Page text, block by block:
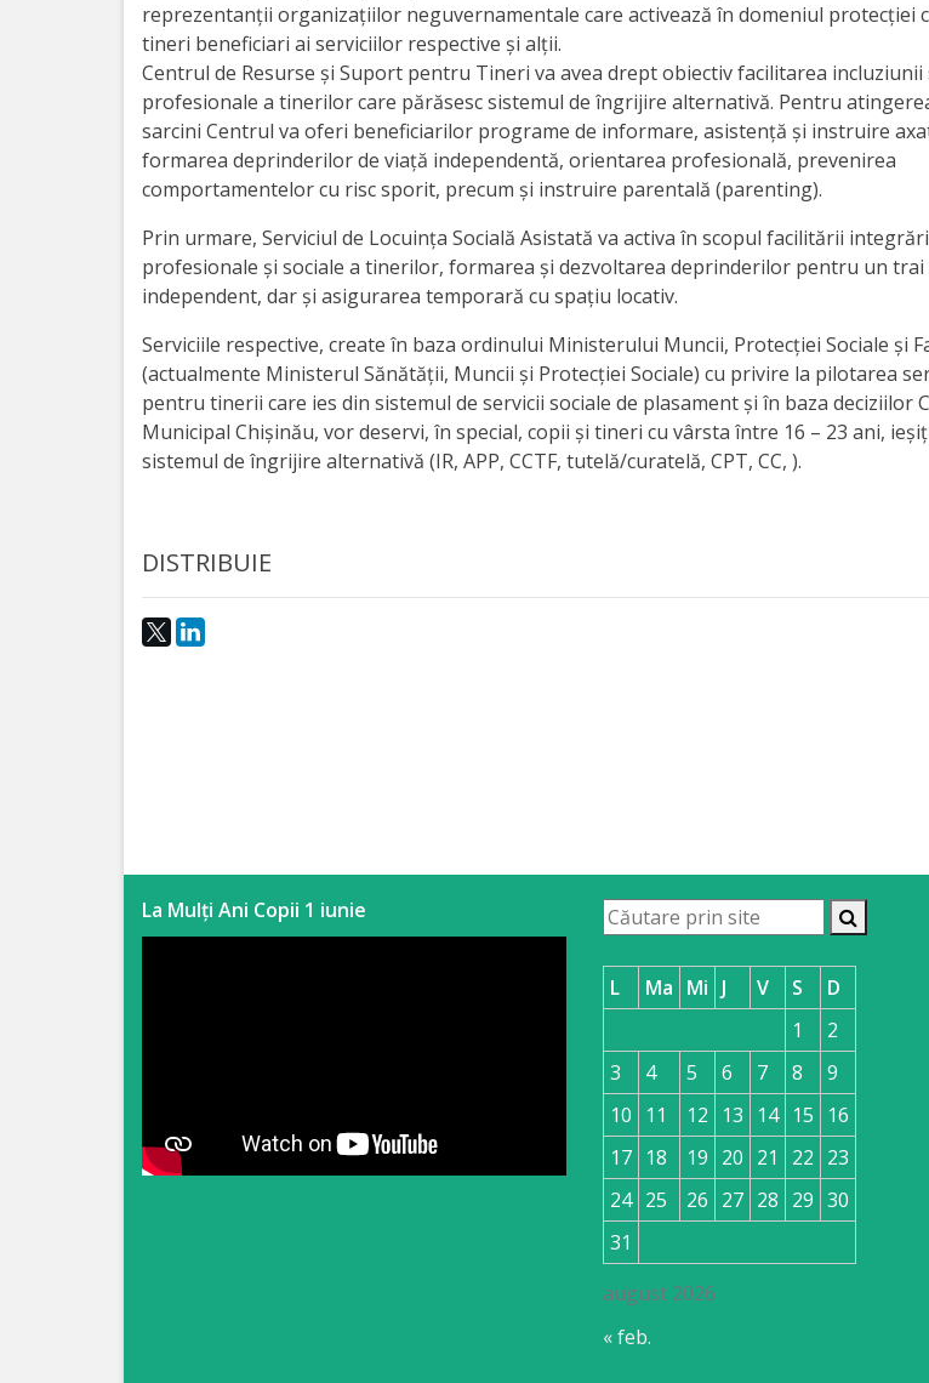
activitate
Parteneriate
Proiecte
Rapoarte
activitate
Transparență
Achiziții
Invitații
participare
Anticorupție
regulamente
reprezentanții organizațiilor neguvernamentale care activează în domeniul protecției
tineri beneficiari ai serviciilor respective și alții.
Centrul de Resurse și Suport pentru Tineri va avea drept obiectiv facilitarea incluziunii
profesionale a tinerilor care părăsesc sistemul de îngrijire alternativă. Pentru
sarcini Centrul va oferi beneficiarilor programe de informare, asistență și instruire
formarea deprinderilor de viață independentă, orientarea profesională, prevenirea
comportamentelor cu risc sporit, precum și instruire parentală (parenting).
Prin urmare, Serviciul de Locuința Socială Asistată va activa în scopul facilitării
profesionale și sociale a tinerilor, formarea și dezvoltarea deprinderilor pentru un trai
independent, dar și asigurarea temporară cu spațiu locativ.
Serviciile respective, create în baza ordinului Ministerului Muncii, Protecției Sociale și
(actualmente Ministerul Sănătății, Muncii și Protecției Sociale) cu privire la pilotarea
pentru tinerii care ies din sistemul de servicii sociale de plasament și în baza deciziilor
Municipal Chișinău, vor deservi, în special, copii și tineri cu vârsta între 16 – 23 ani,
sistemul de îngrijire alternativă (IR, APP, CCTF, tutelă/curatelă, CPT, CC, ).
DISTRIBUIE
La Mulți Ani Copii 1 iunie
august 2026
L Ma Mi J V S
D
1
2
3
4 5 6 7 8
9
10
11 12 13 14 15
16
17 18 19 20 21 22 23
24 25 26 27 28 29 30
31
« feb.